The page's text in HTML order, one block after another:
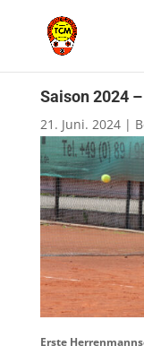
Saison 2024
21. Juni. 2024|
Erste